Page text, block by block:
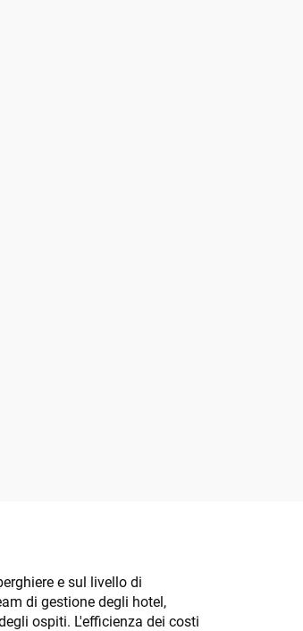
e sul livello di
di gestione degli hotel,
ospiti. L'efficienza dei costi